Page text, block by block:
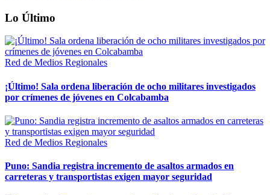
Lo Último
Red de Medios Regionales
¡Último! Sala ordena liberación de ocho militares investigados
por crímenes de jóvenes en Colcabamba
Red de Medios Regionales
Puno: Sandia registra incremento de asaltos armados en
carreteras y transportistas exigen mayor seguridad